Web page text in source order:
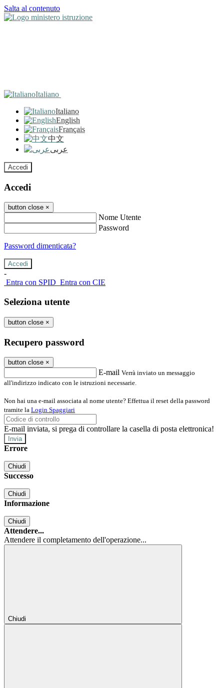
Salta al contenuto
Italiano
Italiano
English
Français
中文
عربى
Accedi
Accedi
button close ×
Nome Utente
Password
Password dimenticata?
-
Entra con SPID Entra con CIE
Seleziona utente
button close ×
Recupero password
button close ×
E-mail Verrà inviato un messaggio
all'indirizzo indicato con le istruzioni necessarie.
Non hai una e-mail associata al nome utente? Effettua il reset della password
tramite la Login Spaggiari
E-mail inviata, si prega di controllare la casella di posta elettronica!
Errore
Chiudi
Successo
Chiudi
Informazione
Chiudi
Attendere...
Attendere il completamento dell'operazione...
Chiudi